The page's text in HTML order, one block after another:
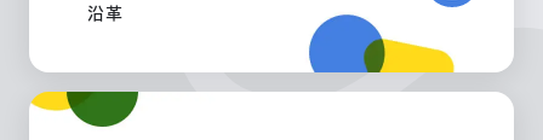
沿革